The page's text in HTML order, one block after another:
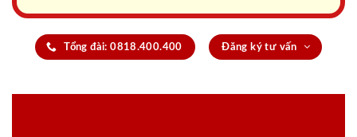
Tổng đài: 0818.400.400 Đăng ký tư vấn